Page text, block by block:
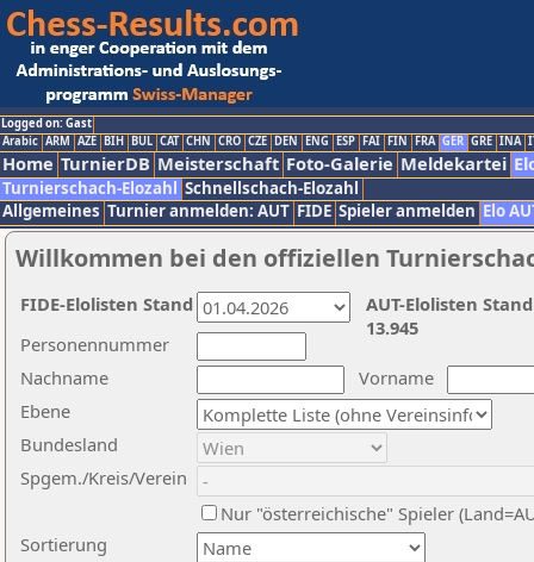
Logged on: Gast
Arabic ARM AZE BIH BUL CAT CHN CRO CZE DEN ENG ESP FAI FIN FRA GER GRE INA
Home TurnierDB Meisterschaft Foto-Galerie Meldekartei
Turnierschach-Elozahl Schnellschach-Elozahl
Allgemeines Turnier anmelden: AUT FIDE Spieler anmelden Elo
Willkommen bei den offiziellen
Nachname
Vorname
Ebene
Sortierung
Personennummer
Bundesland
Spgem./Kreis/Verein
Nur "österreichische" Spieler
AUT-Elolisten
13.945
FIDE-Elolisten Stand